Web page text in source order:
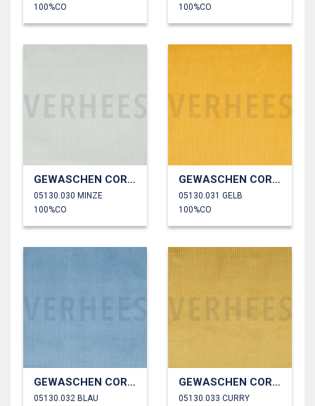
100%CO
100%CO
GEWASCHEN CORD 4.5W
05130.030 MINZE
100%CO
GEWASCHEN CORD 4.5W
05130.031 GELB
100%CO
GEWASCHEN CORD 4.5W
05130.032 BLAU
GEWASCHEN CORD 4.5W
05130.033 CURRY